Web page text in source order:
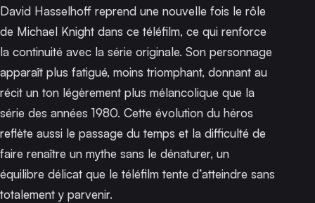
David Hasselhoff reprend une nouvelle fois le rôle
de Michael Knight dans ce téléfilm, ce qui renforce
la continuité avec la série originale. Son personnage
apparaît plus fatigué, moins triomphant, donnant au
récit un ton légèrement plus mélancolique que la
série des années 1980. Cette évolution du héros
reflète aussi le passage du temps et la difficulté de
faire renaître un mythe sans le dénaturer, un
équilibre délicat que le téléfilm tente d’atteindre sans
totalement y parvenir.